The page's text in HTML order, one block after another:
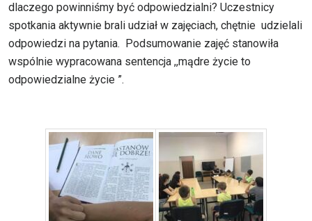
dlaczego powinniśmy być odpowiedzialni? Uczestnicy
spotkania aktywnie brali udział w zajęciach, chętnie udzielali
odpowiedzi na pytania. Podsumowanie zajęć stanowiła
wspólnie wypracowana sentencja ,,mądre życie to
odpowiedzialne życie ”.